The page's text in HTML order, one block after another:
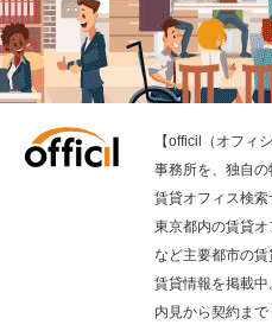
【officil（オフィ
事務所を、独自
賃貸オフィス検
東京都内の賃貸
など主要都市の
賃貸情報を掲載
内見から契約ま